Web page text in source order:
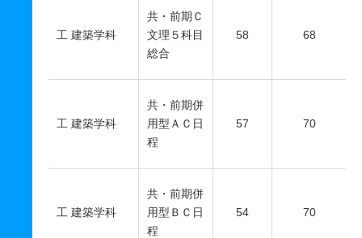
工 建築学科
共・前期Ｃ
文理５科目
総合
58 68
工 建築学科
共・前期併
用型ＡＣ日
程
57 70
工 建築学科
共・前期併
用型ＢＣ日
程
54 70